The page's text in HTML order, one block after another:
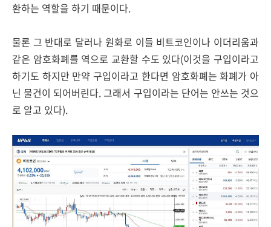
환하는 역할을 하기 때문이다.
물론 그 반대로 달러나 원화로 이들 비트코인이나 이더리움과
같은 암호화폐를 역으로 교환할 수도 있다(이것을 구입이라고
하기도 하지만 만약 구입이라고 한다면 암호화폐는 화폐가 아
닌 물건이 되어버린다. 그래서 구입이라는 단어는 안쓰는 것으
로 알고 있다).